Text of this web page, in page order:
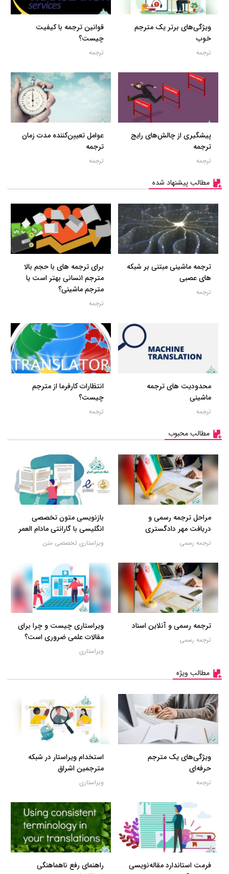
ویژگی‌های برتر یک مترجم
خوب
ترجمه
قوانین ترجمه با کیفیت
چیست؟
ترجمه
پیشگیری از چالش‌های رایج
ترجمه
ترجمه
عوامل تعیین‌کننده مدت زمان
ترجمه
ترجمه
مطالب پیشنهاد شده
ترجمه ماشینی مبتنی بر شبکه
های عصبی
ترجمه
برای ترجمه های با حجم بالا
مترجم انسانی بهتر است یا
مترجم ماشینی؟
ترجمه
محدودیت های ترجمه
ماشینی
ترجمه
انتظارات کارفرما از مترجم
چیست؟
ترجمه
مطالب محبوب
مراحل ترجمه رسمی و
دریافت مهر دادگستری
ترجمه رسمی
بازنویسی متون تخصصی
انگلیسی با گارانتی مادام العمر
ویراستاری تخصصی متن
ترجمه رسمی و آنلاین اسناد
ترجمه رسمی
ویراستاری چیست و چرا برای
مقالات علمی ضروری است؟
ویراستاری
مطالب ویژه
ویژگی‌های یک مترجم
حرفه‌ای
ترجمه
استخدام ویراستار در شبکه
مترجمین اشراق
ویراستاری
فرمت استاندارد مقاله‌نویسی
راهنمای رفع ناهماهنگی